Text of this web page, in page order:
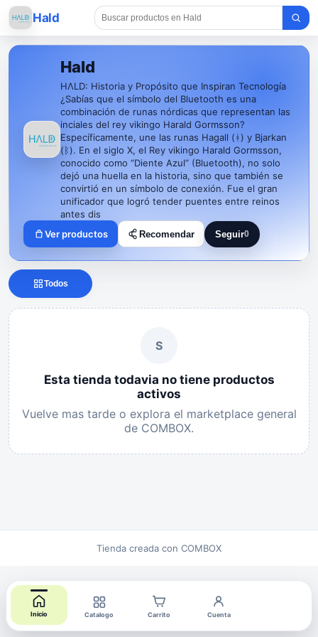
Hald
Hald
HΛLD: Historia y Propósito que Inspiran Tecnología
¿Sabías que el símbolo del Bluetooth es una
combinación de runas nórdicas que representan las
inciales del rey vikingo Harald Gormsson?
Específicamente, une las runas Hagall (ᚼ) y Bjarkan
(ᛒ). En el siglo X, el Rey vikingo Harald Gormsson,
conocido como “Diente Azul” (Bluetooth), no solo
dejó una huella en la historia, sino que también se
convirtió en un símbolo de conexión. Fue el gran
unificador que logró tender puentes entre reinos
antes dis
Ver productos
Recomendar Seguir0
Seguir a Hald
Todos
S
Esta tienda todavia no tiene productos
activos
Vuelve mas tarde o explora el marketplace general
de COMBOX.
Inicio Catalogo Carrito Cuenta
Tienda creada con COMBOX